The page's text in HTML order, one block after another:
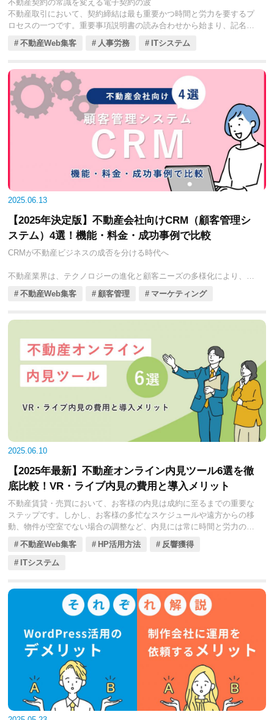
不動産契約の常識を変える電子契約の波
不動産取引において、契約締結は最も重要かつ時間と労力を要するプ
ロセスの一つです。重要事項説明書の読み合わせから始まり、記名押
印、収入印紙の貼付、書類の郵送や保管など、アナログな手続きは多
岐にわたり、お客様と不動産会社の双方にとって大きな負担となって
（特に宅地建物取引業法の改正による押印不要化）が進んだことで、
不動産取引における「電子契約」の導入が急速に現実のものとなり、
その利便性と効率性が広く認識されるようになりました。
電子契約システムは、インターネット上で契約書を作成・締結・保管
できる革新的なツールです。これにより、契約業務にかかる時間やコ
ストを大幅に削減できるだけでなく、お客様の利便性向上、紛失リス
クの低減、コンプライアンス強化など、多岐にわたるメリットを不動
2025年現在、不動産電子契約システムは多様なサービスが登場してお
り、各社が独自の機能や料金体系を提供しています。本コラムでは、
特に注目すべき5つの電子契約システムを厳選し、それぞれの料金プラ
ン、主要機能、そして導入ステップを徹底的に比較解説していきま
一助となれば幸いです。
不動産Web集客 人事労務 ITシステム
2025.06.13
【2025年決定版】不動産会社向けCRM（顧客管理シ
ステム）4選！機能・料金・成功事例で比較
CRMが不動産ビジネスの成否を分ける時代へ
不動産業界は、テクノロジーの進化と顧客ニーズの多様化により、急
速な変革期を迎えています。情報過多の時代において、お客様は物件
情報だけでなく、担当者の専門性、迅速な対応、そしてパーソナライ
で、不動産会社の競争力を左右する鍵となるのが、CRM（Customer
CRMは、単なる顧客情報のデータベースではありません。顧客とのあ
らゆる接点での情報を一元管理し、営業活動の効率化、顧客満足度の
向上、そしてLTV（Life Time Value：顧客生涯価値）の最大化を目指
すための戦略的なツールです。特に不動産業界では、お客様との長期
的な関係構築が重要であり、CRMはその実現に不可欠な存在となって
2025年現在、不動産に特化したCRMシステムは多様な進化を遂げ、各
社が独自の強みを持っています。本コラムでは、不動産会社の皆様が
目すべき4つのCRMシステムを厳選し、機能、導入料金、そして具体
的な成功事例を交えながら徹底的に比較解説していきます。貴社の顧
活用ください。
不動産Web集客 顧客管理 マーケティング
2025.06.10
【2025年最新】不動産オンライン内見ツール6選を徹
底比較！VR・ライブ内見の費用と導入メリット
不動産賃貸・売買において、お客様の内見は成約に至るまでの重要な
ステップです。しかし、お客様の多忙なスケジュールや遠方からの移
動、物件が空室でない場合の調整など、内見には常に時間と労力の制
約が伴いました。そんな中で、テクノロジーの進化がもたらしたのが
「オンライン内見」です。
お客様は自宅から、移動の手間なく気軽に物件の内部をじっくりと確
認できるようになり、不動産会社は内見調整の手間を削減し、より多
くの潜在顧客にアプローチできるようになりました。
そして2025年現在、オンライン内見ツールはさらに進化を遂げ、その
機能は多岐にわたります。単なる動画配信にとどまらず、VR（バーチ
ャルリアリティ）を活用した没入感の高い体験や、担当者とお客様が
リアルタイムでコミュニケーションを取りながら内見を進めるライブ
内見など、選択肢は大きく広がっています。
本コラムでは、2025年最新のオンライン内見ツールの中から、特に注
不動産Web集客 HP活用方法
反響獲得
ITシステム